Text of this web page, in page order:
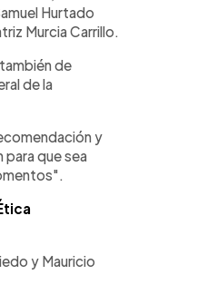
Hurtado
Murcia Carrillo.
de
de la
y
para que sea
y Mauricio